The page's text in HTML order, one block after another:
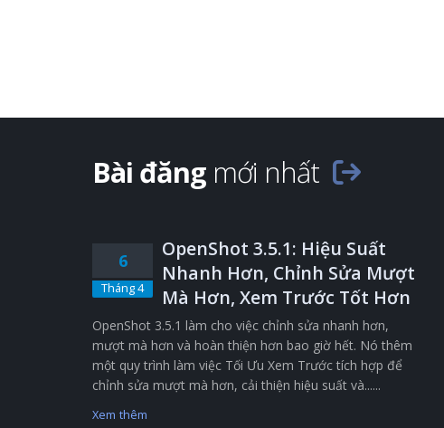
Bài đăng mới nhất
6
Tháng 4
OpenShot 3.5.1: Hiệu Suất
Nhanh Hơn, Chỉnh Sửa Mượt
Mà Hơn, Xem Trước Tốt Hơn
OpenShot 3.5.1 làm cho việc chỉnh sửa nhanh hơn,
mượt mà hơn và hoàn thiện hơn bao giờ hết. Nó thêm
một quy trình làm việc Tối Ưu Xem Trước tích hợp để
chỉnh sửa mượt mà hơn, cải thiện hiệu suất và......
Xem thêm